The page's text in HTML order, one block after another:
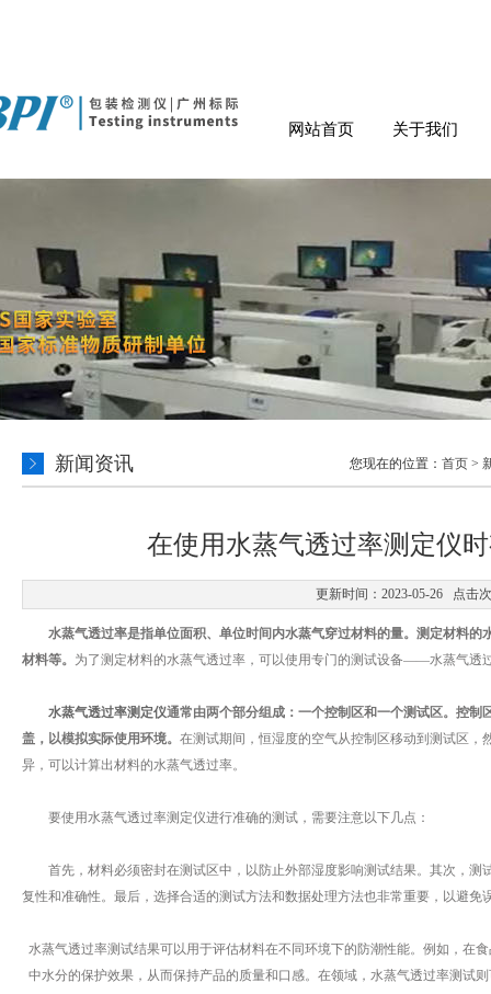
网站首页 关于我们
新闻资讯 您现在的位置： 首页 >
在使用水蒸气透过率测定仪
更新时间：2023-05-26 点击
水蒸气透过率是指单位面积、单位时间内水蒸气穿过材料的量。测定材料
材料等。 为了测定材料的水蒸气透过率，可以使用专门的测试设备——水蒸气透
水蒸气透过率测定仪通常由两个部分组成：一个控制区和一个测试区。控
盖，以模拟实际使用环境。 在测试期间，恒湿度的空气从控制区移动到测试区
异，可以计算出材料的水蒸气透过率。
要使用水蒸气透过率测定仪进行准确的测试，需要注意以下几点：
首先，材料必须密封在测试区中，以防止外部湿度影响测试结果。其次，测
复性和准确性。最后，选择合适的测试方法和数据处理方法也非常重要，以避免
水蒸气透过率测试结果可以用于评估材料在不同环境下的防潮性能。例如，在
中水分的保护效果，从而保持产品的质量和口感。在领域，水蒸气透过率测试